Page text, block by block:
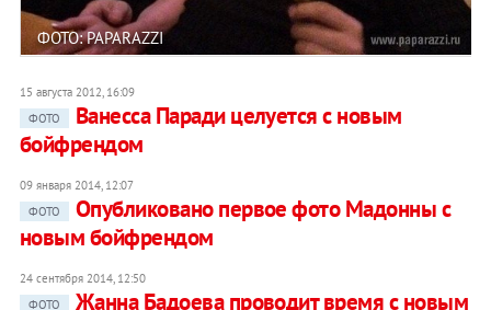
ФОТО: PAPARAZZI
15 августа 2012, 16:09
ФОТО
Ванесса Паради целуется с новым
бойфрендом
09 января 2014, 12:07
ФОТО
Опубликовано первое фото Мадонны с
новым бойфрендом
24 сентября 2014, 12:50
ФОТО
Жанна Бадоева проводит время с новым